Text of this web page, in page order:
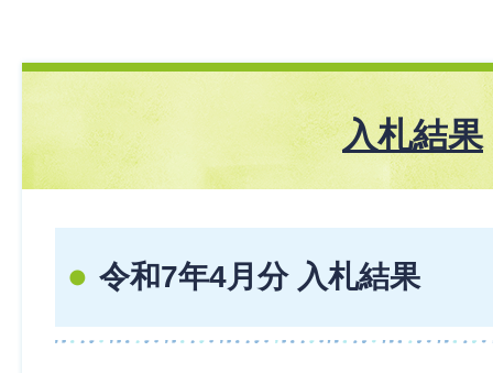
入札結果
令和7年4月分 入札結果